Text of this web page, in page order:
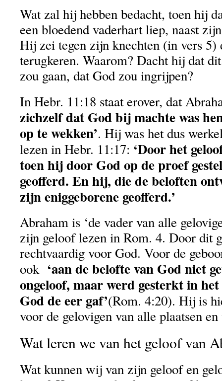
Wat zal hij hebben bedacht, toen hij
een bloedend vaderhart liep, naast
Hij zei tegen zijn knechten (in vers 5)
terugkeren. Waarom? Dacht hij dat
zou gaan, dat God zou ingrijpen?
In Hebr. 11:18 staat erover, dat
zichzelf dat God bij machte was
op te wekken’. Hij was het dus
lezen in Hebr. 11:17: ‘Door het
toen hij door God op de proef
geofferd. En hij, die de beloften
zijn eniggeborene geofferd.’
Abraham is ‘de vader van alle
zijn geloof lezen in Rom. 4. Door dit
rechtvaardig voor God. Voor de
ook ‘aan de belofte van God niet
ongeloof, maar werd gesterkt in
God de eer gaf’(Rom. 4:20). Hij is
voor de gelovigen van alle plaatsen
Wat leren we van het geloof van
Wat kunnen wij van zijn geloof en